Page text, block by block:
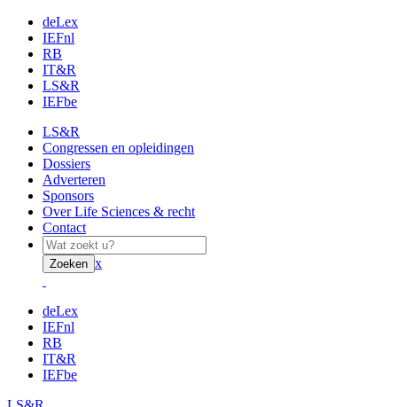
deLex
IEFnl
RB
IT&R
LS&R
IEFbe
LS&R
Congressen en opleidingen
Dossiers
Adverteren
Sponsors
Over Life Sciences & recht
Contact
Zoeken x
deLex
IEFnl
RB
IT&R
IEFbe